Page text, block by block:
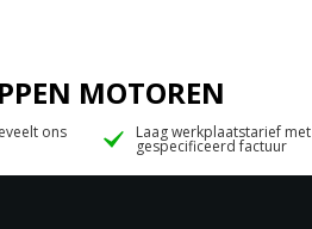
MOTOREN
ons Laag werkplaatstarief met
gespecificeerd factuur